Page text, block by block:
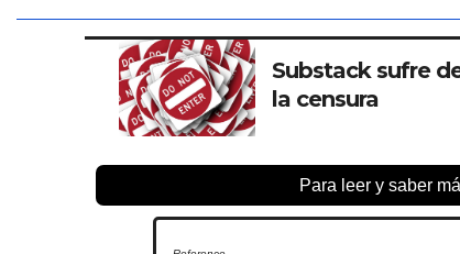
Substack sufre
la censura
Para leer y saber